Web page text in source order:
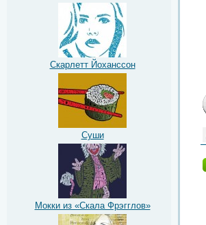
Скарлетт Йоханссон
Суши
Мокки из «Скала Фрэгглов»